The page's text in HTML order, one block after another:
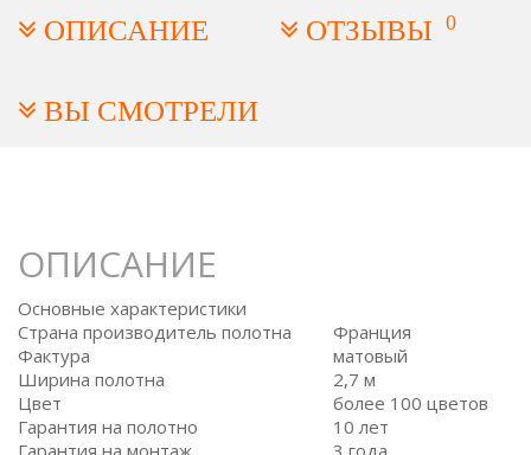
ОПИСАНИЕ ОТЗЫВЫ 0
ВЫ СМОТРЕЛИ
ОПИСАНИЕ
Основные характеристики
Страна производитель полотна
Франция
Фактура
матовый
Ширина полотна
2,7 м
Цвет
более 100 цветов
Гарантия на полотно
10 лет
Гарантия на монтаж
3 года